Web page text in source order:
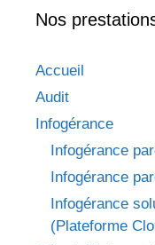
Nos
Accueil
Audit
Infogérance
Infogérance
Infogérance
Infogérance
(Plateforme